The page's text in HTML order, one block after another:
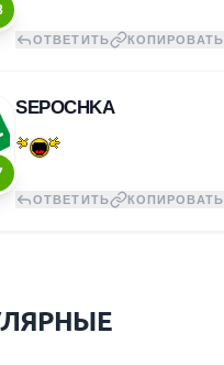
ОТВЕТИТЬ КОПИРОВАТЬ
SEPOCHKA
ОТВЕТИТЬ КОПИРОВАТЬ